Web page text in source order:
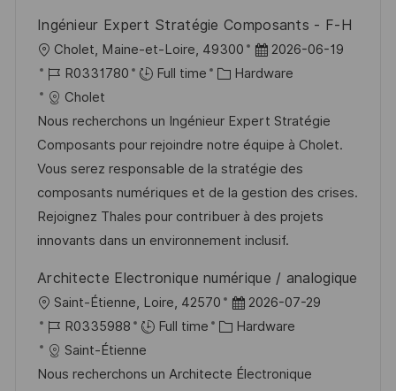
Ingénieur Expert Stratégie Composants - F-H
L
o
c
a
t
i
o
n
Cholet, Maine-et-Loire, 49300
P
o
t
e
d
D
a
t
2026-06-19
J
o
b
I
d
R0331780 Full time
C
t
e
g
o
r
y
Hardware
Cholet
Nous recherchons un Ingénieur Expert Stratégie
Composants pour rejoindre notre équipe à Cholet.
Vous serez responsable de la stratégie des
composants numériques et de la gestion des crises.
Rejoignez Thales pour contribuer à des projets
innovants dans un environnement inclusif.
Architecte Electronique numérique / analogique
L
o
c
a
Saint-Étienne, Loire, 42570
P
o
t
2026-07-29
J
o
b
R0335988 Full time
C
t
Hardware
Saint-Étienne
Nous recherchons un Architecte Électronique